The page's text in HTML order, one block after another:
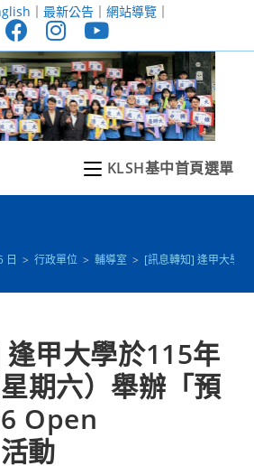
｜ 最新公告｜ 網站導覽｜
KLSH基中首頁選單
日 > 行政單位 > 輔導室 > [訊息轉知] 逢甲大學
甲大學於115年
期六）舉辦「預
Open
動